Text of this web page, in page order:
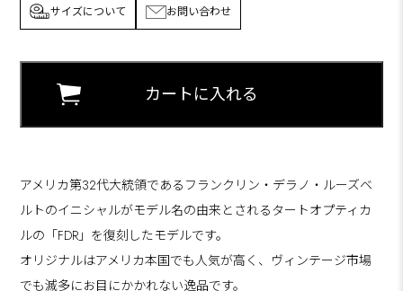
サイズについて お問い合わせ
アメリカ第32代大統領であるフランクリン・デラノ・ルーズベ
ルトのイニシャルがモデル名の由来とされるタートオプティカ
ルの「FDR」を復刻したモデルです。
オリジナルはアメリカ本国でも人気が高く、ヴィンテージ市場
でも滅多にお目にかかれない逸品です。